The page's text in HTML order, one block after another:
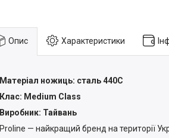
Опис Характеристики
Матеріал ножиць: сталь 440С
Клас: Medium Class
Виробник: Тайвань
Proline — найкращий бренд на території